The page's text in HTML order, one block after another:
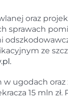
oraz
sprawach
ze
ugodach oraz
15 mln